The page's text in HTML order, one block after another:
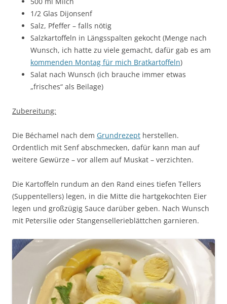
1/2 Glas Dijonsenf
Salz, Pfeffer – falls nötig
Salzkartoffeln in Längsspalten gekocht (Menge nach
Wunsch, ich hatte zu viele gemacht, dafür gab es am
kommenden Montag für mich Bratkartoffeln)
Salat nach Wunsch (ich brauche immer etwas
„frisches“ als Beilage)
Zubereitung:
Die Béchamel nach dem Grundrezept herstellen.
Ordentlich mit Senf abschmecken, dafür kann man auf
weitere Gewürze – vor allem auf Muskat – verzichten.
Die Kartoffeln rundum an den Rand eines tiefen Tellers
(Suppentellers) legen, in die Mitte die hartgekochten Eier
legen und großzügig Sauce darüber geben. Nach Wunsch
mit Petersilie oder Stangensellerieblättchen garnieren.